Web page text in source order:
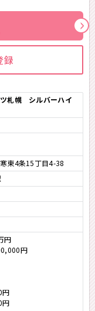
録
札幌 シルバーハイ
東4条15丁目4-38
円
円
円
円